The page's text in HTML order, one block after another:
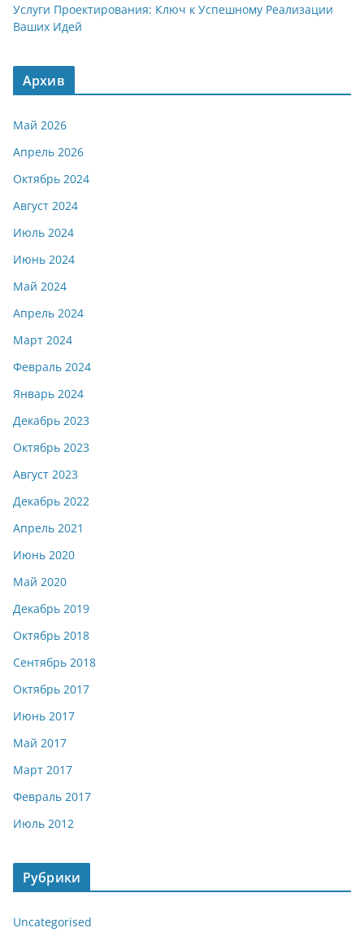
Услуги Проектирования: Ключ к Успешному Реализации
Ваших Идей
Архив
Май 2026
Апрель 2026
Октябрь 2024
Август 2024
Июль 2024
Июнь 2024
Май 2024
Апрель 2024
Март 2024
Февраль 2024
Январь 2024
Декабрь 2023
Октябрь 2023
Август 2023
Декабрь 2022
Апрель 2021
Июнь 2020
Май 2020
Декабрь 2019
Октябрь 2018
Сентябрь 2018
Октябрь 2017
Июнь 2017
Май 2017
Март 2017
Февраль 2017
Июль 2012
Рубрики
Uncategorised